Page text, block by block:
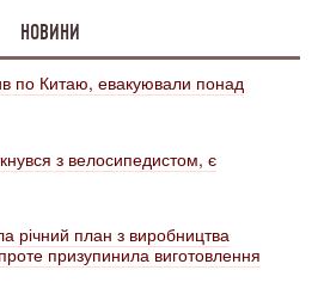
НОВИНИ
по Китаю, евакуювали понад
з велосипедистом, є
річний план з виробництва
призупинила виготовлення